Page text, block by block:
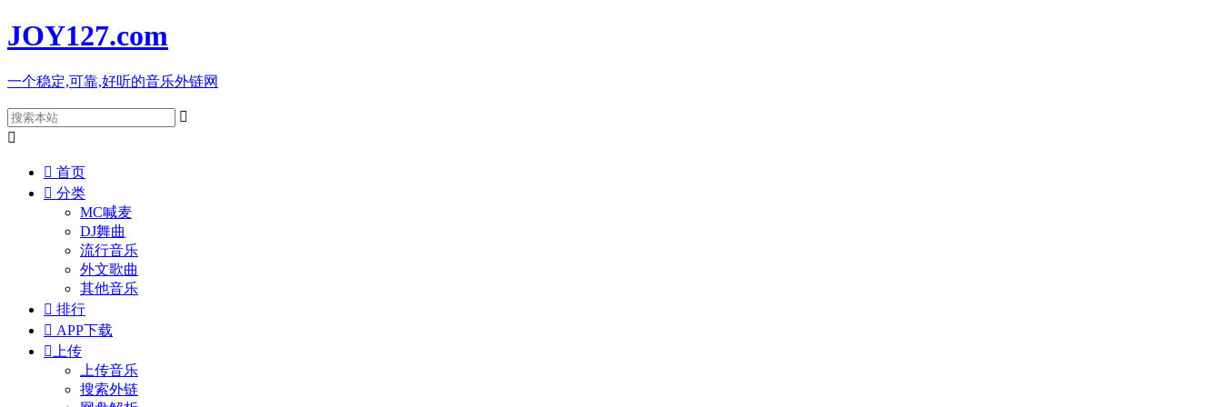
JOY127.com
一个稳定,可靠,好听的音乐外链网


 首页
 分类
MC喊麦
DJ舞曲
流行音乐
外文歌曲
其他音乐
 排行
 APP下载
 上传
上传音乐
搜索外链